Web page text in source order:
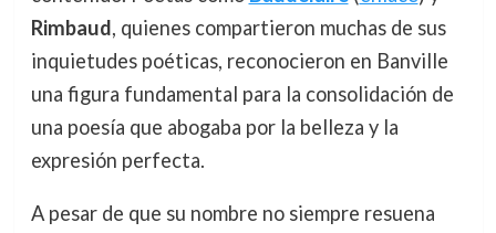
Rimbaud, quienes compartieron muchas de sus
inquietudes poéticas, reconocieron en Banville
una figura fundamental para la consolidación de
una poesía que abogaba por la belleza y la
expresión perfecta.
A pesar de que su nombre no siempre resuena